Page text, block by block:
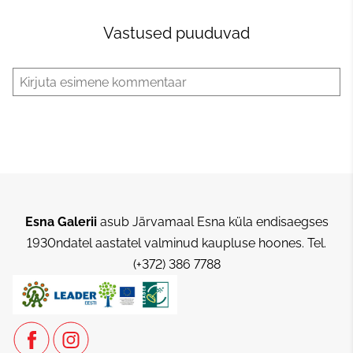
Vastused puuduvad
Esna Galeriiasub Järvamaal Esna küla endisaegses
1930ndatel aastatel valminud kaupluse hoones. Tel.
(+372) 386 7788